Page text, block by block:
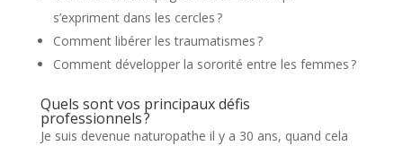
s’expriment dans les cercles ?
Comment libérer les traumatismes ?
Comment développer la sororité entre les femmes ?
Quels sont vos principaux défis
professionnels ?
Je suis devenue naturopathe il y a 30 ans, quand cela